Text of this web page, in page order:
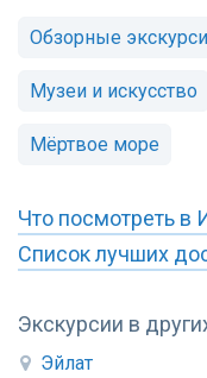
Экскурсии в
Эйлат
Обзорные
Музеи и искусство
Мёртвое море
Что посмотреть в
Список лучших